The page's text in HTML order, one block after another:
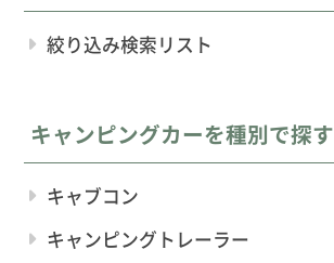
絞り込み検索リスト
キャンピングカーを種別で探す
キャブコン
キャンピングトレーラー